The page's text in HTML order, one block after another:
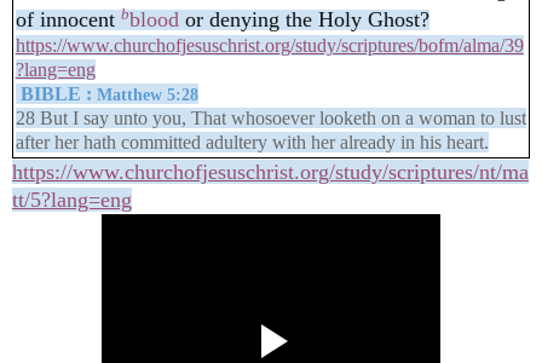
of innocent bbloodor denying the Holy Ghost?
https://www.churchofjesuschrist.org/study/scriptures/bofm/alma/39
?lang=eng
BIBLE : Matthew 5:28
28 But I say unto you, That whosoever looketh on a woman to lust
after her hath committed adultery with her already in his heart.
https://www.churchofjesuschrist.org/study/scriptures/nt/ma
tt/5?lang=eng